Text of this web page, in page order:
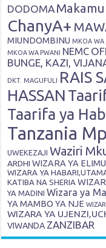
DODOMA
ChanyA+
MIUNDOMBINU MKOA WA
MKOA WA PWANI NEMC
BUNGE, KAZI,
DKT. MAGUFULI RAIS
HASSAN
Taarifa ya
Tanzania
UWEKEZAJI Waziri
ARDHI WIZARA YA ELIMU
WIZARA YA
KATIBA NA SHERIA
YA MADINI Wizara ya
YA MAMBO YA NJE
WIZARA YA
VIWANDA ZANZIBAR